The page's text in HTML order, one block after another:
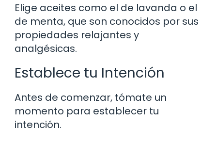
Elige aceites como el de lavanda o el
de menta, que son conocidos por sus
propiedades relajantes y
analgésicas.
Establece tu Intención
Antes de comenzar, tómate un
momento para establecer tu
intención.